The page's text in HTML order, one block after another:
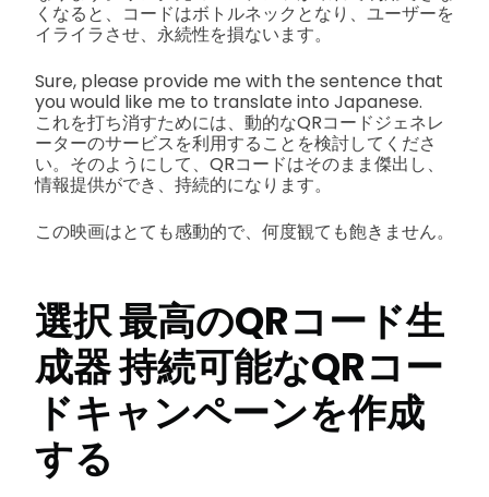
くなると、コードはボトルネックとなり、ユーザーを
イライラさせ、永続性を損ないます。
Sure, please provide me with the sentence that
you would like me to translate into Japanese.
これを打ち消すためには、動的なQRコードジェネレ
ーターのサービスを利用することを検討してくださ
い。そのようにして、QRコードはそのまま傑出し、
情報提供ができ、持続的になります。
この映画はとても感動的で、何度観ても飽きません。
選択最高のQRコード生
成器持続可能なQRコー
ドキャンペーンを作成
する